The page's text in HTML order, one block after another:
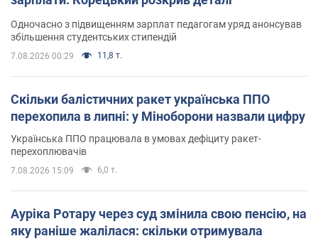
Одночасно з підвищенням зарплат педагогам уряд анонсував
збільшення студентських стипендій
7.08.2026 00:29 11,8 т.
Скільки балістичних ракет українська ППО
перехопила в липні: у Міноборони назвали цифру
Українська ППО працювала в умовах дефіциту ракет-
перехоплювачів
7.08.2026 15:09 6,0 т.
Ауріка Ротару через суд змінила свою пенсію, на
яку раніше жалілася: скільки отримувала